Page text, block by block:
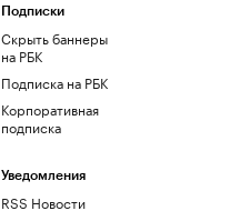
Подписки
Скрыть баннеры
на РБК
Подписка на РБК
Корпоративная
подписка
Уведомления
RSS Новости